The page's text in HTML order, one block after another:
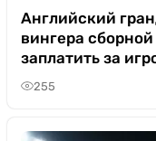
Английский
вингера
заплатить за
255